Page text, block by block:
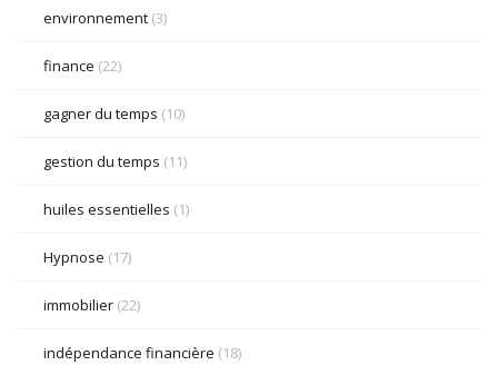
environnement (3)
finance (22)
gagner du temps (10)
gestion du temps (11)
huiles essentielles (1)
Hypnose (17)
immobilier (22)
indépendance financière (18)